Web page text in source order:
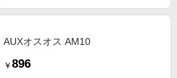
AUXオスオス AM10
￥ 896